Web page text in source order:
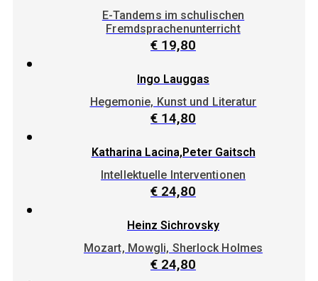
E-Tandems im schulischen
Fremdsprachenunterricht
€ 19,80
Ingo Lauggas
Hegemonie, Kunst und Literatur
€ 14,80
Katharina Lacina,Peter Gaitsch
Intellektuelle Interventionen
€ 24,80
Heinz Sichrovsky
Mozart, Mowgli, Sherlock Holmes
€ 24,80